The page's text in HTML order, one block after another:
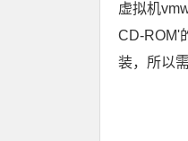
虚拟机
CD-ROM'
装，所以